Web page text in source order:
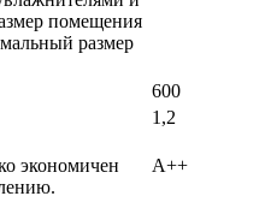
помещения
размер
600
1,2
экономичен
A++